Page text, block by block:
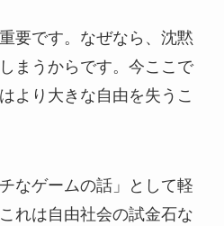
要です。なぜなら、沈黙
まうからです。今ここで
より大きな自由を失うこ
なゲームの話」として軽
れは自由社会の試金石な